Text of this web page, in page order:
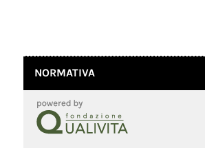
NORMATIVA